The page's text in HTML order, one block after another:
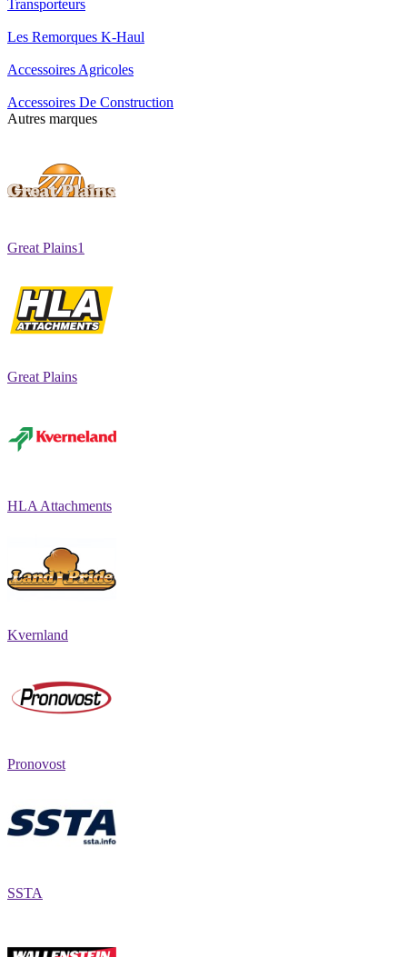
Transporteurs
Les Remorques K-Haul
Accessoires Agricoles
Accessoires De Construction
Autres marques
Great Plains1
Great Plains
HLA Attachments
Kvernland
Pronovost
SSTA